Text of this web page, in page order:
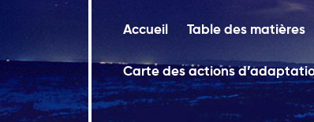
Accueil Table des matières
Carte des actions